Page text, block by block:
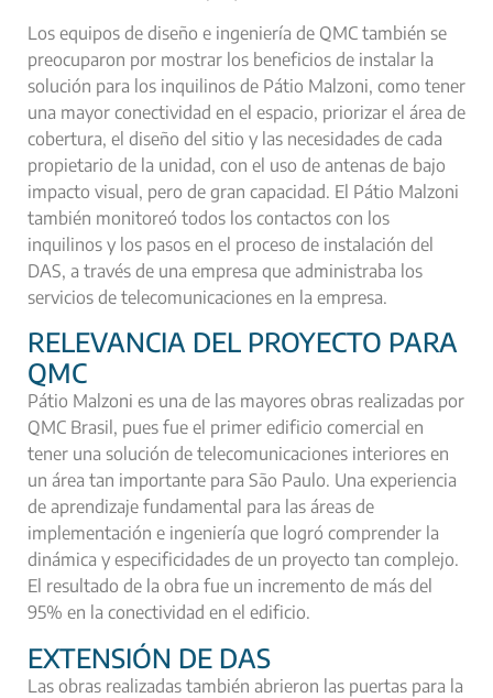
Los equipos de diseño e ingeniería de QMC también se
preocuparon por mostrar los beneficios de instalar la
solución para los inquilinos de Pátio Malzoni, como tener
una mayor conectividad en el espacio, priorizar el área de
cobertura, el diseño del sitio y las necesidades de cada
propietario de la unidad, con el uso de antenas de bajo
impacto visual, pero de gran capacidad. El Pátio Malzoni
también monitoreó todos los contactos con los
inquilinos y los pasos en el proceso de instalación del
DAS, a través de una empresa que administraba los
servicios de telecomunicaciones en la empresa.
RELEVANCIA DEL PROYECTO PARA
QMC
Pátio Malzoni es una de las mayores obras realizadas por
QMC Brasil, pues fue el primer edificio comercial en
tener una solución de telecomunicaciones interiores en
un área tan importante para São Paulo. Una experiencia
de aprendizaje fundamental para las áreas de
implementación e ingeniería que logró comprender la
dinámica y especificidades de un proyecto tan complejo.
El resultado de la obra fue un incremento de más del
95% en la conectividad en el edificio.
EXTENSIÓN DE DAS
Las obras realizadas también abrieron las puertas para la